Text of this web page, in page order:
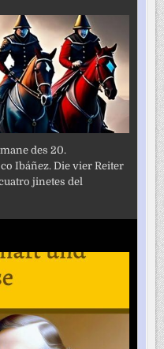
des 20.
Ibáñez. Die vier Reiter
jinetes del